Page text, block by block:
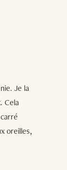
Je la
Cela
oreilles,